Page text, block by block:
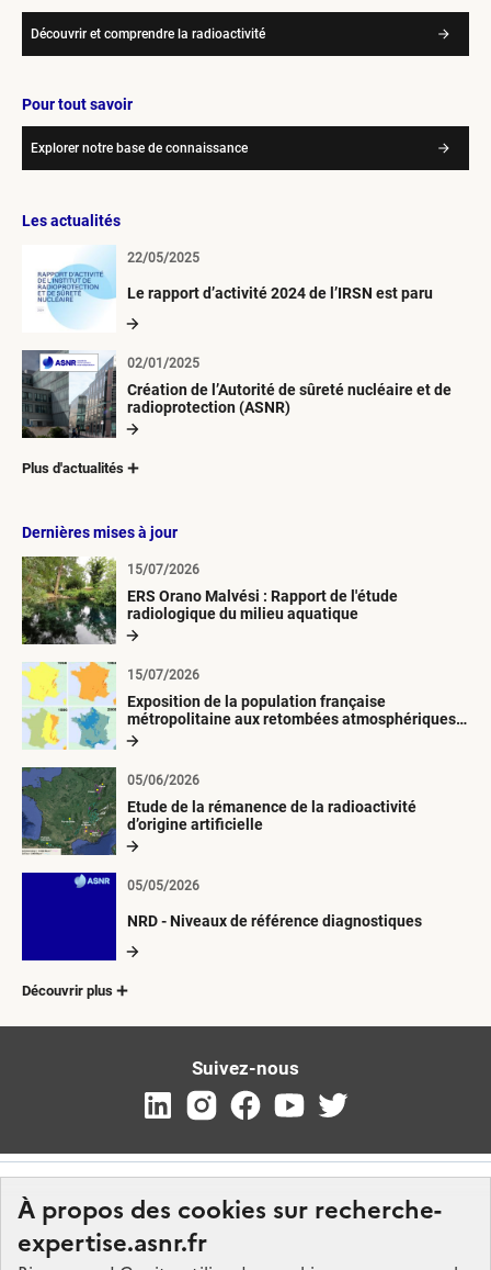
À propos des cookies sur recherche-
expertise.asnr.fr
Découvrir et comprendre la radioactivité
Pour tout savoir
Explorer notre base de connaissance
Les actualités
Le rapport d’activité 2024 de l’IRSN est paru
22/05/2025
Création de l’Autorité de sûreté nucléaire et de
radioprotection (ASNR)
02/01/2025
Plus d'actualités
Dernières mises à jour
ERS Orano Malvési : Rapport de l'étude
radiologique du milieu aquatique
15/07/2026
Exposition de la population française
métropolitaine aux retombées atmosphériques
radioactives depuis 1945
15/07/2026
Etude de la rémanence de la radioactivité
d’origine artificielle
05/06/2026
NRD - Niveaux de référence diagnostiques
05/05/2026
Découvrir plus
Suivez-nous